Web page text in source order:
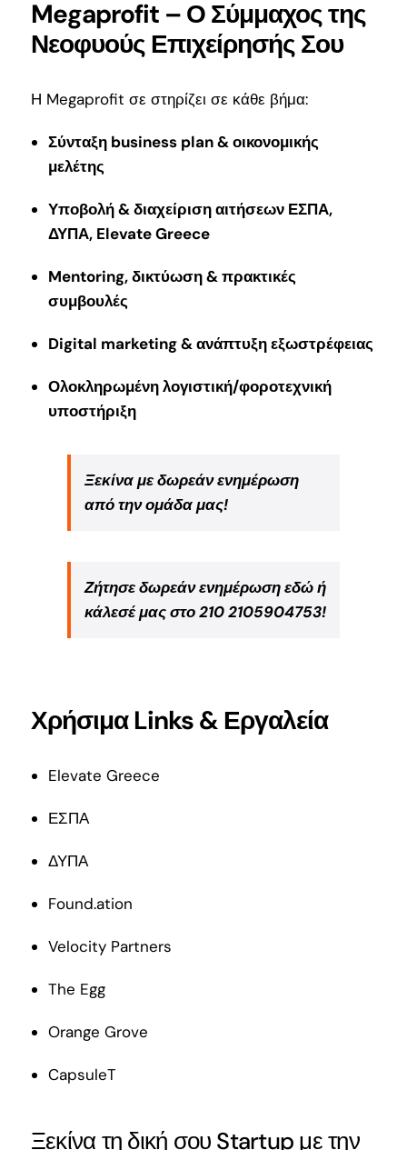
Megaprofit – Ο Σύμμαχος της
Νεοφυούς Επιχείρησής Σου
Η Megaprofit σε στηρίζει σε κάθε βήμα:
Σύνταξη business plan & οικονομικής
μελέτης
Υποβολή & διαχείριση αιτήσεων ΕΣΠΑ,
ΔΥΠΑ, Elevate Greece
Mentoring, δικτύωση & πρακτικές
συμβουλές
Digital marketing & ανάπτυξη εξωστρέφειας
Ολοκληρωμένη λογιστική/φοροτεχνική
υποστήριξη
Ξεκίνα με δωρεάν ενημέρωση
από την ομάδα μας!
Ζήτησε δωρεάν ενημέρωση εδώ ή
κάλεσέ μας στο 210 2105904753!
Χρήσιμα Links & Εργαλεία
Elevate Greece
ΕΣΠΑ
ΔΥΠΑ
Found.ation
Velocity Partners
The Egg
Orange Grove
CapsuleT
Ξεκίνα τη δική σου Startup με την